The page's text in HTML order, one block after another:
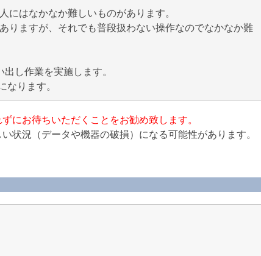
にはなかなか難しいものがあります。
りますが、それでも普段扱わない操作なのでなかなか難
し作業を実施します。
なります。
にお待ちいただくことをお勧め致します。
状況（データや機器の破損）になる可能性があります。